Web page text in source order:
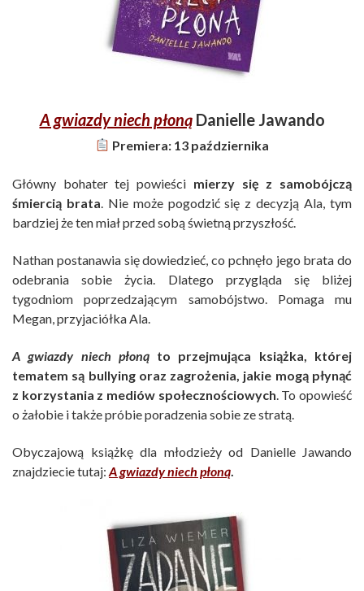
A gwiazdy niech płonąDanielle Jawando
Premiera: 13 października
Główny bohater tej powieści mierzy się z samobójczą
śmiercią brata . Nie może pogodzić się z decyzją Ala, tym
bardziej że ten miał przed sobą świetną przyszłość.
Nathan postanawia się dowiedzieć, co pchnęło jego brata do
odebrania sobie życia. Dlatego przygląda się bliżej
tygodniom poprzedzającym samobójstwo. Pomaga mu
Megan, przyjaciółka Ala.
A gwiazdy niech płonąto przejmująca książka, której
tematem są bullying oraz zagrożenia, jakie mogą płynąć
z korzystania z mediów społecznościowych . To opowieść
o żałobie i także próbie poradzenia sobie ze stratą.
Obyczajową książkę dla młodzieży od Danielle Jawando
znajdziecie tutaj: A gwiazdy niech płoną